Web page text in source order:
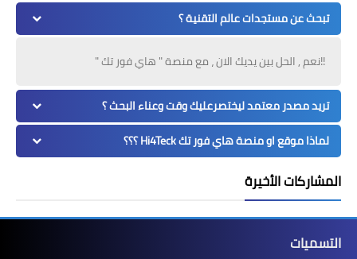
تبحث عن مستجدات عالم التقنية ؟
!!نعم , الحل بين يديك الان ، مع منصة " هاي فور تك "
تريد مصدر معتمد ليختصرعليك وقت وعناء البحث ؟
لماذا موقع او منصة هاي فور تك Hi4Teck ؟؟؟
المشاركات الأخيرة
التسميات